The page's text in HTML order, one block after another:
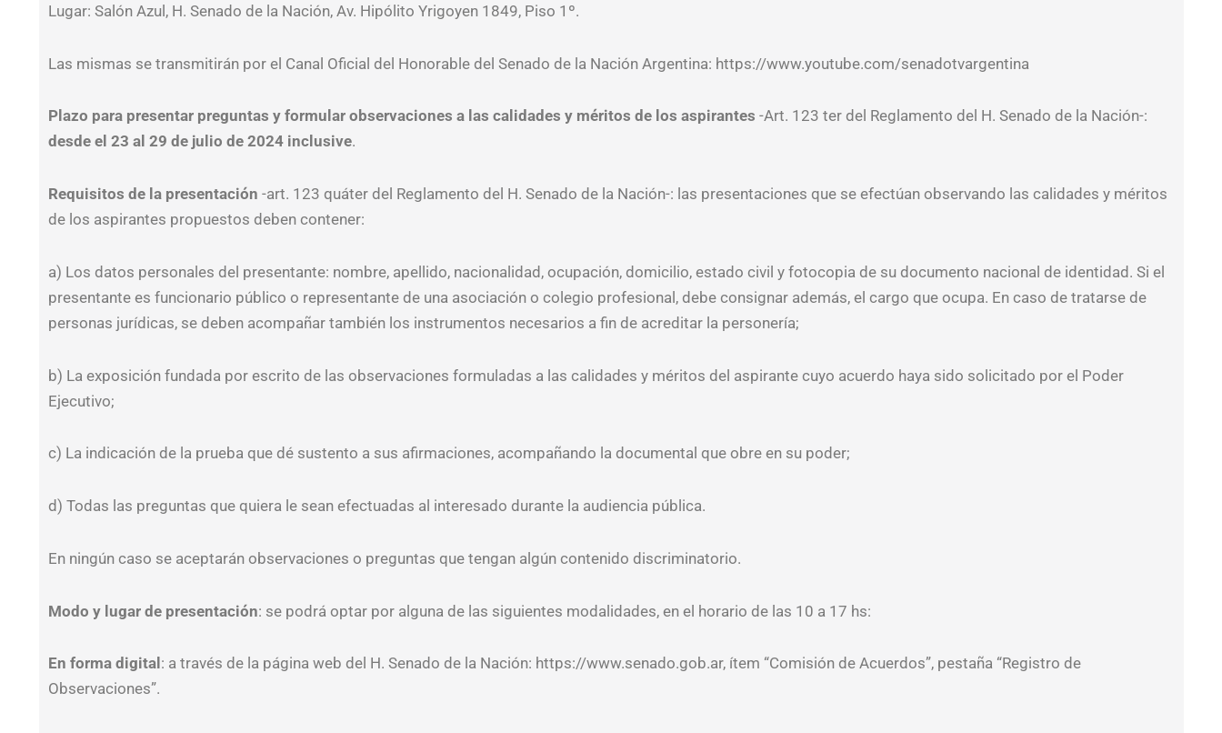
Lugar: Salón Azul, H. Senado de la Nación, Av. Hipólito Yrigoyen 1849, Piso 1º.
Las mismas se transmitirán por el Canal Oficial del Honorable del Senado de la Nación Argentina: https://www.youtube.com/senadotvargentina
Plazo para presentar preguntas y formular observaciones a las calidades y méritos de los aspirantes -Art. 123 ter del Reglamento del H. Senado de la Nación-:
desde el 23 al 29 de julio de 2024 inclusive.
Requisitos de la presentación -art. 123 quáter del Reglamento del H. Senado de la Nación-: las presentaciones que se efectúan observando las calidades y méritos
de los aspirantes propuestos deben contener:
a) Los datos personales del presentante: nombre, apellido, nacionalidad, ocupación, domicilio, estado civil y fotocopia de su documento nacional de identidad. Si el
presentante es funcionario público o representante de una asociación o colegio profesional, debe consignar además, el cargo que ocupa. En caso de tratarse de
personas jurídicas, se deben acompañar también los instrumentos necesarios a fin de acreditar la personería;
b) La exposición fundada por escrito de las observaciones formuladas a las calidades y méritos del aspirante cuyo acuerdo haya sido solicitado por el Poder
Ejecutivo;
c) La indicación de la prueba que dé sustento a sus afirmaciones, acompañando la documental que obre en su poder;
d) Todas las preguntas que quiera le sean efectuadas al interesado durante la audiencia pública.
En ningún caso se aceptarán observaciones o preguntas que tengan algún contenido discriminatorio.
Modo y lugar de presentación: se podrá optar por alguna de las siguientes modalidades, en el horario de las 10 a 17 hs:
En forma digital : a través de la página web del H. Senado de la Nación: https://www.senado.gob.ar, ítem “Comisión de Acuerdos”, pestaña “Registro de
Observaciones”.